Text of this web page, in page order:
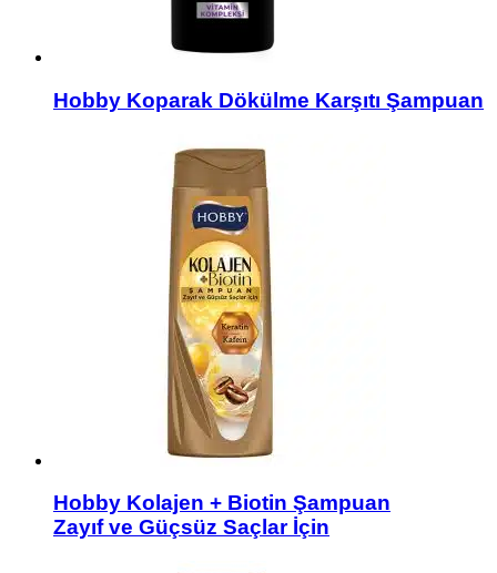
Hobby Koparak Dökülme Karşıtı Şampuan
Hobby Kolajen + Biotin Şampuan
Zayıf ve Güçsüz Saçlar İçin